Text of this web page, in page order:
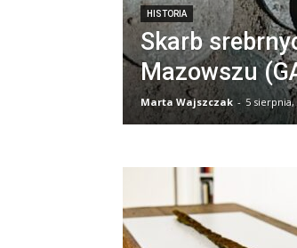
HISTORIA
Skarb
Mazowszu
Marta Wajszczak - 5 sierpnia,